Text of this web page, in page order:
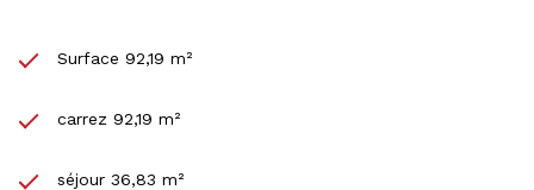
Surface 92,19 m²
carrez 92,19 m²
séjour 36,83 m²